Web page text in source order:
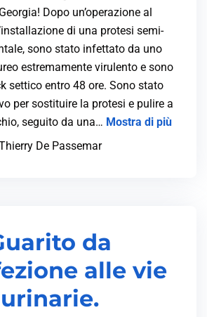
Dopo un’operazione al
di una protesi semi-
sono stato infettato da uno
estremamente virulento e sono
settico entro 48 ore. Sono stato
per sostituire la protesi e pulire a
seguito da una… Mostra di più
De Passemar
da
alle vie
urinarie.